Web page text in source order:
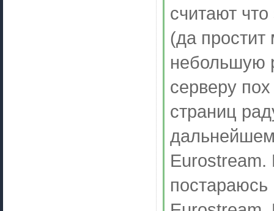
считают что
(да
небольшую
серверу пох
страниц
дальнейшем
Eurostream.
постараюсь